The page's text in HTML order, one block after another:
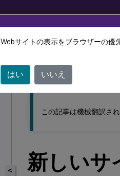
このコンテンツは動的に機械翻
Profile Management
<
この記事は機械翻訳さ
新しいサ
Webサイトの表示をブラウザーの優
はい いいえ